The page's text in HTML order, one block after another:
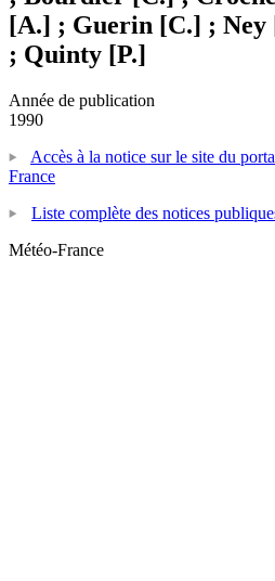
[A.] ; Guerin [C.] ; Ney
; Quinty [P.]
Année de publication
1990
Accès à la notice sur le site du
France
Liste complète des notices
Météo-France